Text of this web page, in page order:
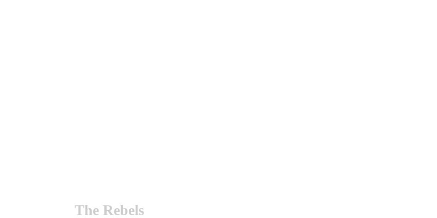
The Rebels